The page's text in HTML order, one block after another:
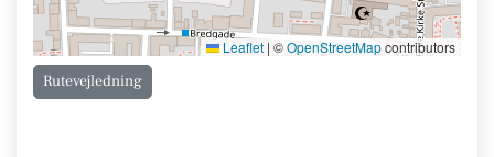
Leaflet | ©OpenStreetMapcontributors
Rutevejledning